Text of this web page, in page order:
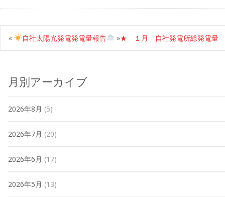
« 自社太陽光発電発電量報告 ★ １月 自社発電所総発電
»
月別アーカイブ
2026年8月 (5)
2026年7月 (20)
2026年6月 (17)
2026年5月 (13)